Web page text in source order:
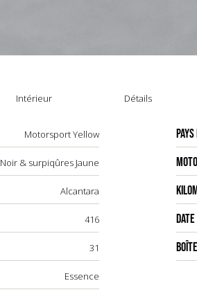
Intérieur Détails
Motorsport Yellow
Noir & surpiqûres Jaune
Alcantara
416
31
Essence